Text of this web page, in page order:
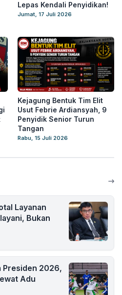
Lepas Kendali Penyidikan!
Jumat, 17 Juli 2026
Kejagung Bentuk Tim Elit
Usut Febrie Ardiansyah, 9
Penyidik Senior Turun
Tangan
Rabu, 15 Juli 2026
Layanan
Bukan
Presiden 2026,
Adu